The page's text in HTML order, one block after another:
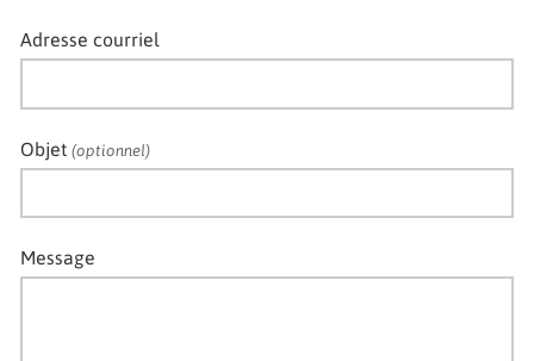
Adresse courriel
Objet(optionnel)
Message